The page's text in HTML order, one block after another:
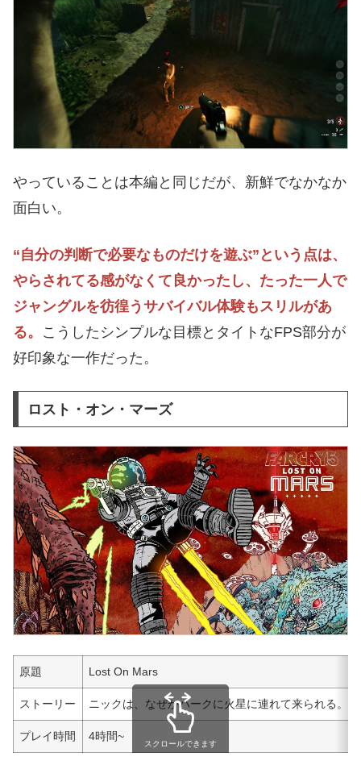
やっていることは本編と同じだが、新鮮でなかなか
面白い。
“自分の判断で必要なものだけを遊ぶ”という点は、
やらされてる感がなくて良かったし、たった一人で
ジャングルを彷徨うサバイバル体験もスリルがあ
る。 こうしたシンプルな目標とタイトなFPS部分が
好印象な一作だった。
ロスト・オン・マーズ
原題 Lost On Mars
ストーリー ニックは、なぜかハークに火星に連れて来られる。
プレイ時間 4時間~
スクロールできます